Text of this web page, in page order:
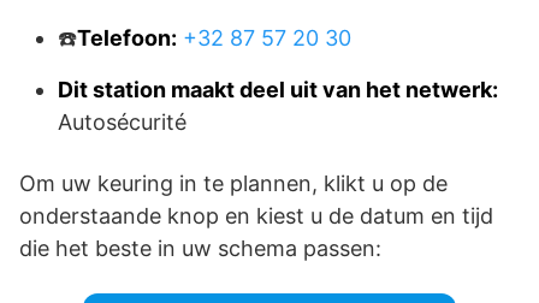
☎️Telefoon: +32 87 57 20 30
Dit station maakt deel uit van het netwerk:
Autosécurité
Om uw keuring in te plannen, klikt u op de
onderstaande knop en kiest u de datum en tijd
die het beste in uw schema passen: